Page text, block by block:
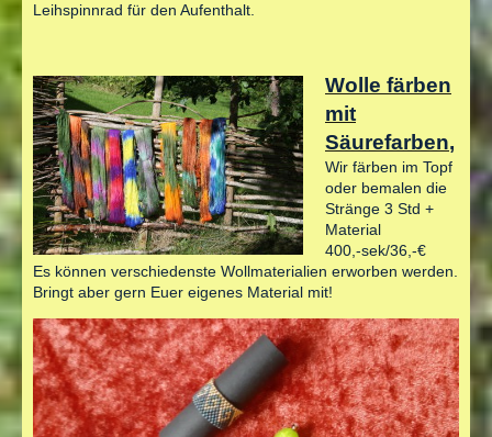
Leihspinnrad für den Aufenthalt.
Wolle färben
mit
Säurefarben,
Wir färben im Topf
oder bemalen die
Stränge 3 Std +
Material
400,-sek/36,-€
Es können verschiedenste Wollmaterialien erworben werden.
Bringt aber gern Euer eigenes Material mit!